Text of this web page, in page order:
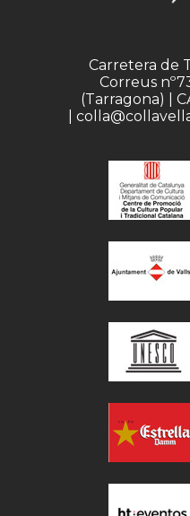
Carretera de
Correus
(Tarragona) |
|